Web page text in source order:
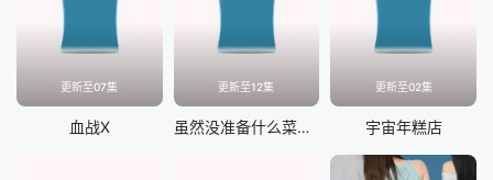
更新至07集
血战X
更新至12集
虽然没准备什么菜第四季
更新至02集
宇宙年糕店